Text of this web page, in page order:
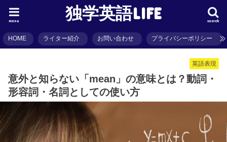
独学英語LIFE search
menu
HOME ライター紹介 お問い合わせ プライバシーポリシー
英語表現
意外と知らない「mean」の意味とは？動詞・
形容詞・名詞としての使い方